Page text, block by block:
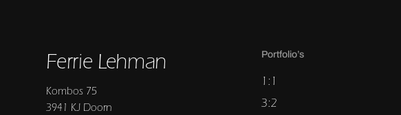
Ferrie Lehman
Kombos 75
3941 KJ Doorn
Portfolio’s
1:1
3:2